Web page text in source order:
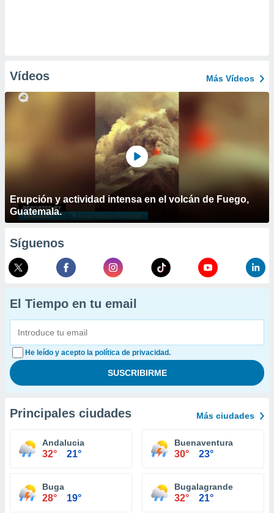
Vídeos Más Vídeos
Erupción y actividad intensa en el volcán de Fuego,
Guatemala.
Síguenos
El Tiempo en tu email
He leído y acepto la política de privacidad.
Principales ciudades Más ciudades
Andalucia
32° 21°
Buenaventura
30° 23°
Buga
28° 19°
Bugalagrande
32° 21°